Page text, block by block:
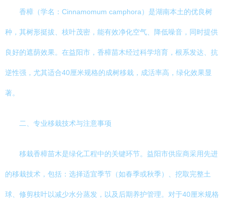
香樟（学名：Cinnamomum camphora）是湖南本土的优良树
种，其树形挺拔、枝叶茂密，能有效净化空气、降低噪音，同时提供
良好的遮荫效果。在益阳市，香樟苗木经过科学培育，根系发达、抗
逆性强，尤其适合40厘米规格的成树移栽，成活率高，绿化效果显
著。
二、专业移栽技术与注意事项
移栽香樟苗木是绿化工程中的关键环节。益阳市供应商采用先进
的移栽技术，包括：选择适宜季节（如春季或秋季）、挖取完整土
球、修剪枝叶以减少水分蒸发，以及后期养护管理。对于40厘米规格